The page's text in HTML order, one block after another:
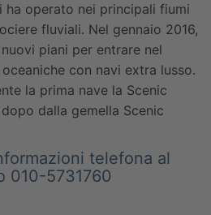
ha operato nei principali fiumi
fluviali. Nel gennaio 2016,
piani per entrare nel
con navi extra lusso.
la prima nave la Scenic
dalla gemella Scenic
telefona al
010-5731760